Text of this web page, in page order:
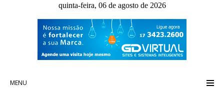
quinta-feira, 06 de agosto de 2026
MENU